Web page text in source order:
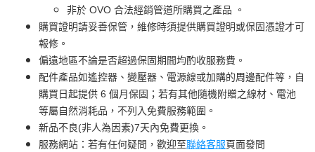
非於 OVO 合法經銷管道所購買之產品 。
購買證明請妥善保管，維修時須提供購買證明或保固憑證才可
報修。
偏遠地區不論是否超過保固期間均酌收服務費。
配件產品如遙控器、變壓器、電源線或加購的周邊配件等，自
購買日起提供 6 個月保固；若有其他隨機附贈之線材、電池
等屬自然消耗品，不列入免費服務範圍。
新品不良(非人為因素)7天內免費更換。
服務網站：若有任何疑問，歡迎至聯絡客服頁面發問